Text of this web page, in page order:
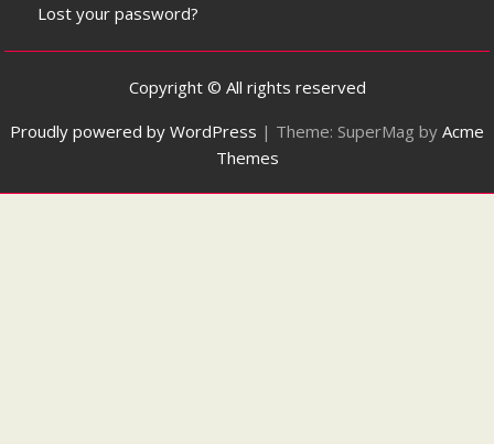
Lost your password?
Copyright © All rights reserved
Proudly powered by WordPress | Theme: SuperMag by Acme
Themes